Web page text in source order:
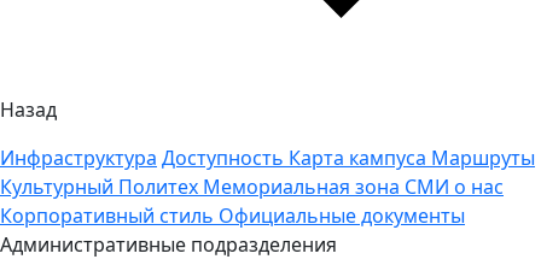
Назад
Инфраструктура Доступность Карта кампуса Маршруты
Культурный Политех Мемориальная зона СМИ о нас
Корпоративный стиль Официальные документы
Административные подразделения